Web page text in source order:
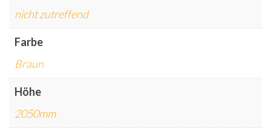
nicht zutreffend
Farbe
Braun
Höhe
2050mm